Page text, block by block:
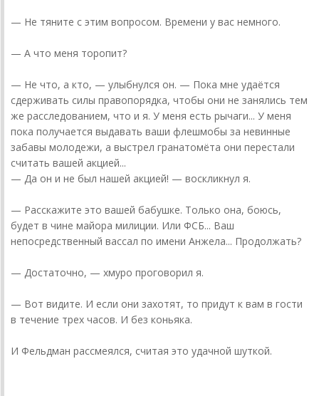
— Не тяните с этим вопросом. Времени у вас немного.
— А что меня торопит?
— Не что, а кто, — улыбнулся он. — Пока мне удаётся
сдерживать силы правопорядка, чтобы они не занялись тем
же расследованием, что и я. У меня есть рычаги... У меня
пока получается выдавать ваши флешмобы за невинные
забавы молодежи, а выстрел гранатомёта они перестали
считать вашей акцией...
— Да он и не был нашей акцией! — воскликнул я.
— Расскажите это вашей бабушке. Только она, боюсь,
будет в чине майора милиции. Или ФСБ... Ваш
непосредственный вассал по имени Анжела... Продолжать?
— Достаточно, — хмуро проговорил я.
— Вот видите. И если они захотят, то придут к вам в гости
в течение трех часов. И без коньяка.
И Фельдман рассмеялся, считая это удачной шуткой.